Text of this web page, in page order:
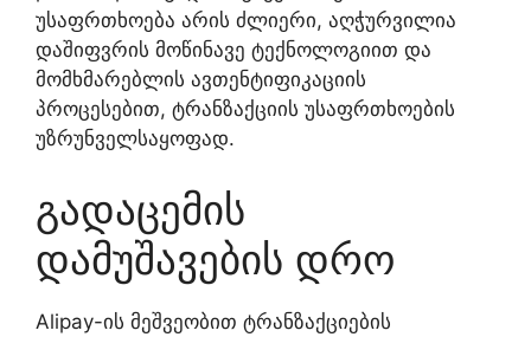
უსაფრთხოება არის ძლიერი, აღჭურვილია
დაშიფვრის მოწინავე ტექნოლოგიით და
მომხმარებლის ავთენტიფიკაციის
პროცესებით, ტრანზაქციის უსაფრთხოების
უზრუნველსაყოფად.
გადაცემის
დამუშავების დრო
Alipay-ის მეშვეობით ტრანზაქციების